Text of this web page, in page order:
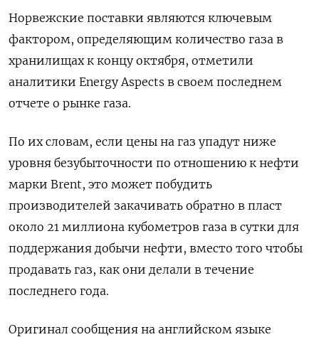
Норвежские поставки являются ключевым
фактором, определяющим количество газа в
хранилищах к концу октября, отметили
аналитики Energy Aspects в своем последнем
отчете о рынке газа.
По их словам, если цены на газ упадут ниже
уровня безубыточности по отношению к нефти
марки Brent, это может побудить
производителей закачивать обратно в пласт
около 21 миллиона кубометров газа в сутки для
поддержания добычи нефти, вместо того чтобы
продавать газ, как они делали в течение
последнего года.
Оригинал сообщения на английском языке